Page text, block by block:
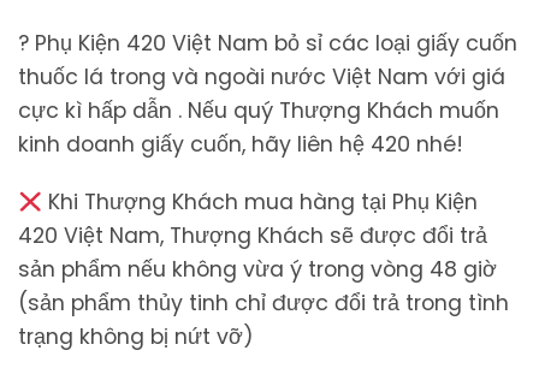
? Phụ Kiện 420 Việt Nam bỏ sỉ các loại giấy cuốn
thuốc lá trong và ngoài nước Việt Nam với giá
cực kì hấp dẫn . Nếu quý Thượng Khách muốn
kinh doanh giấy cuốn, hãy liên hệ 420 nhé!
Khi Thượng Khách mua hàng tại Phụ Kiện
420 Việt Nam, Thượng Khách sẽ được đổi trả
sản phẩm nếu không vừa ý trong vòng 48 giờ
(sản phẩm thủy tinh chỉ được đổi trả trong tình
trạng không bị nứt vỡ)